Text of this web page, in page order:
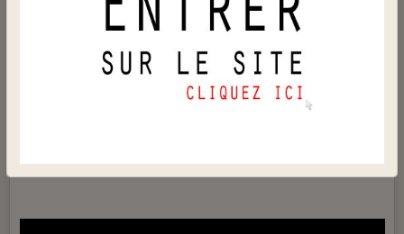
Quand l'éléphant trébuche, ce sont les fourmis qui en
pâtissent
Quando l'elefante inciampa, le formiche patiscono.